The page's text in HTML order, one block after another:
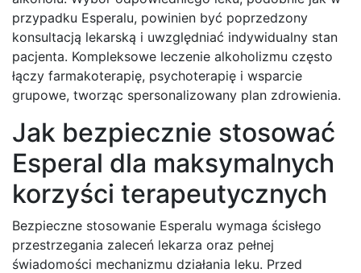
przypadku Esperalu, powinien być poprzedzony
konsultacją lekarską i uwzględniać indywidualny stan
pacjenta. Kompleksowe leczenie alkoholizmu często
łączy farmakoterapię, psychoterapię i wsparcie
grupowe, tworząc spersonalizowany plan zdrowienia.
Jak bezpiecznie stosować
Esperal dla maksymalnych
korzyści terapeutycznych
Bezpieczne stosowanie Esperalu wymaga ścisłego
przestrzegania zaleceń lekarza oraz pełnej
świadomości mechanizmu działania leku. Przed